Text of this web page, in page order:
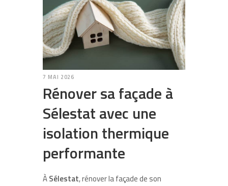
7 MAI 2026
Rénover sa façade à
Sélestat avec une
isolation thermique
performante
ÀSélestat, rénover la façade de son